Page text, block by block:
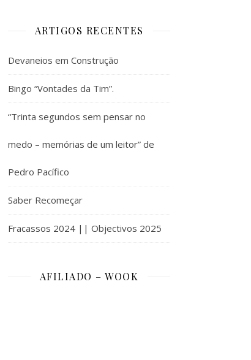
ARTIGOS RECENTES
Devaneios em Construção
Bingo “Vontades da Tim”.
“Trinta segundos sem pensar no
medo – memórias de um leitor” de
Pedro Pacífico
Saber Recomeçar
Fracassos 2024 || Objectivos 2025
AFILIADO – WOOK